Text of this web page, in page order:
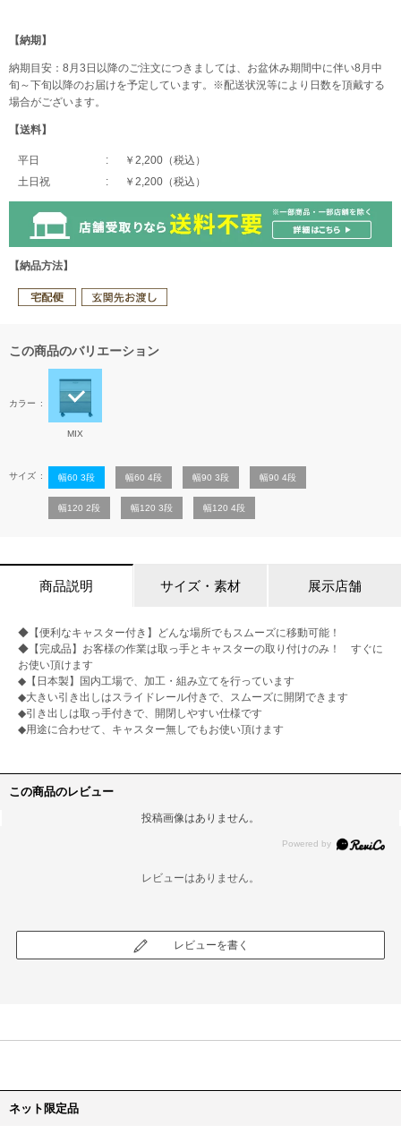
【納期】
納期目安：8月3日以降のご注文につきましては、お盆休み期間中に伴い8月中
旬～下旬以降のお届けを予定しています。※配送状況等により日数を頂戴する
場合がございます。
【送料】
平日
￥2,200（税込）
土日祝
￥2,200（税込）
【納品方法】
この商品のバリエーション
カラー
MIX
サイズ 幅60 3段 幅60 4段 幅90 3段 幅90 4段
幅120 2段 幅120 3段 幅120 4段
商品説明 サイズ・素材 展示店舗
◆【便利なキャスター付き】どんな場所でもスムーズに移動可能！
◆【完成品】お客様の作業は取っ手とキャスターの取り付けのみ！ すぐに
お使い頂けます
◆【日本製】国内工場で、加工・組み立てを行っています
◆大きい引き出しはスライドレール付きで、スムーズに開閉できます
◆引き出しは取っ手付きで、開閉しやすい仕様です
◆用途に合わせて、キャスター無しでもお使い頂けます
この商品のレビュー
投稿画像はありません。
レビューはありません。
レビューを書く
ネット限定品